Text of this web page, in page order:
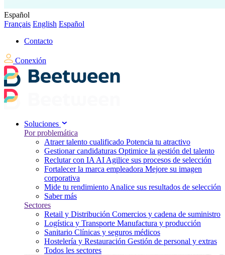
Español
Français English Español
Contacto
Conexión
Soluciones
Por problemática
Atraer talento cualificado Potencia tu atractivo
Gestionar candidaturas Optimice la gestión del talento
Reclutar con IA AI Agilice sus procesos de selección
Fortalecer la marca empleadora Mejore su imagen
corporativa
Mide tu rendimiento Analice sus resultados de selección
Saber más
Sectores
Retail y Distribución Comercios y cadena de suministro
Logística y Transporte Manufactura y producción
Sanitario Clínicas y seguros médicos
Hostelería y Restauración Gestión de personal y extras
Todos les sectores